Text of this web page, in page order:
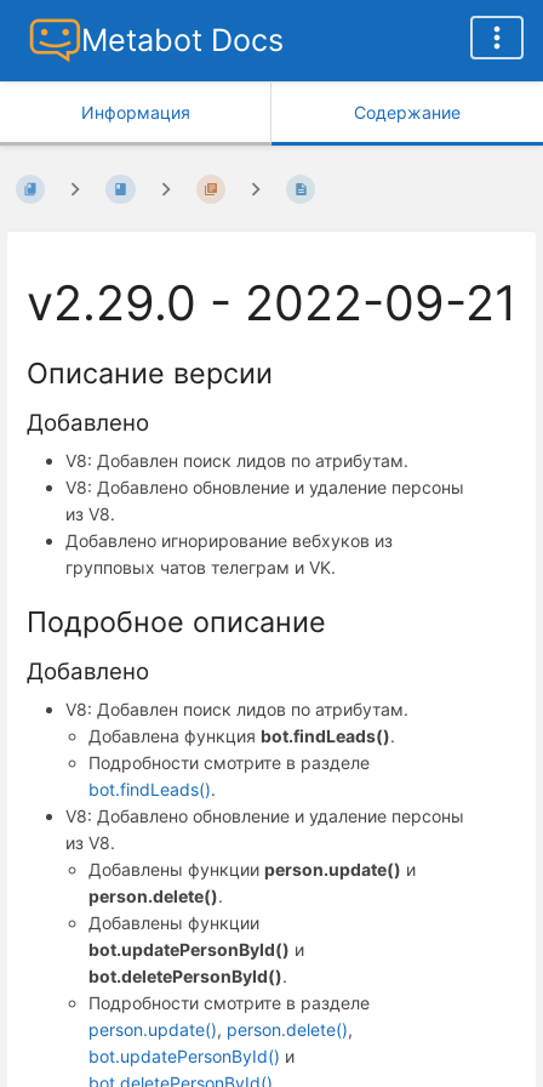
Metabot Docs
Информация Содержание
v2.29.0 - 2022-09-21
Описание версии
Добавлено
V8: Добавлен поиск лидов по атрибутам.
V8: Добавлено обновление и удаление персоны
из V8.
Добавлено игнорирование вебхуков из
групповых чатов телеграм и VK.
Подробное описание
Добавлено
V8: Добавлен поиск лидов по атрибутам.
Добавлена функция bot.findLeads().
Подробности смотрите в разделе
bot.findLeads().
V8: Добавлено обновление и удаление персоны
из V8.
Добавлены функцииperson.update() и
person.delete().
Добавлены функции
bot.updatePersonById() и
bot.deletePersonById().
Подробности смотрите в разделе
person.update(), person.delete(),
bot.updatePersonById() и